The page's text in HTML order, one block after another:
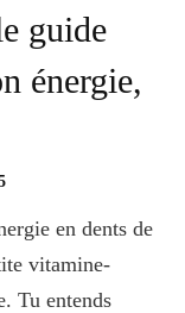
guide
énergie,
en dents de
vitamine-
Tu entends